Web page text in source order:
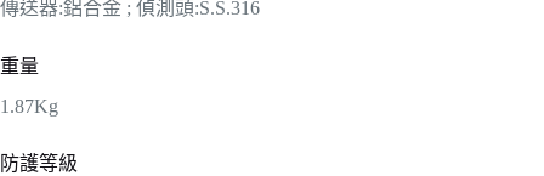
傳送器:鋁合金 ; 偵測頭:S.S.316
重量
1.87Kg
防護等級